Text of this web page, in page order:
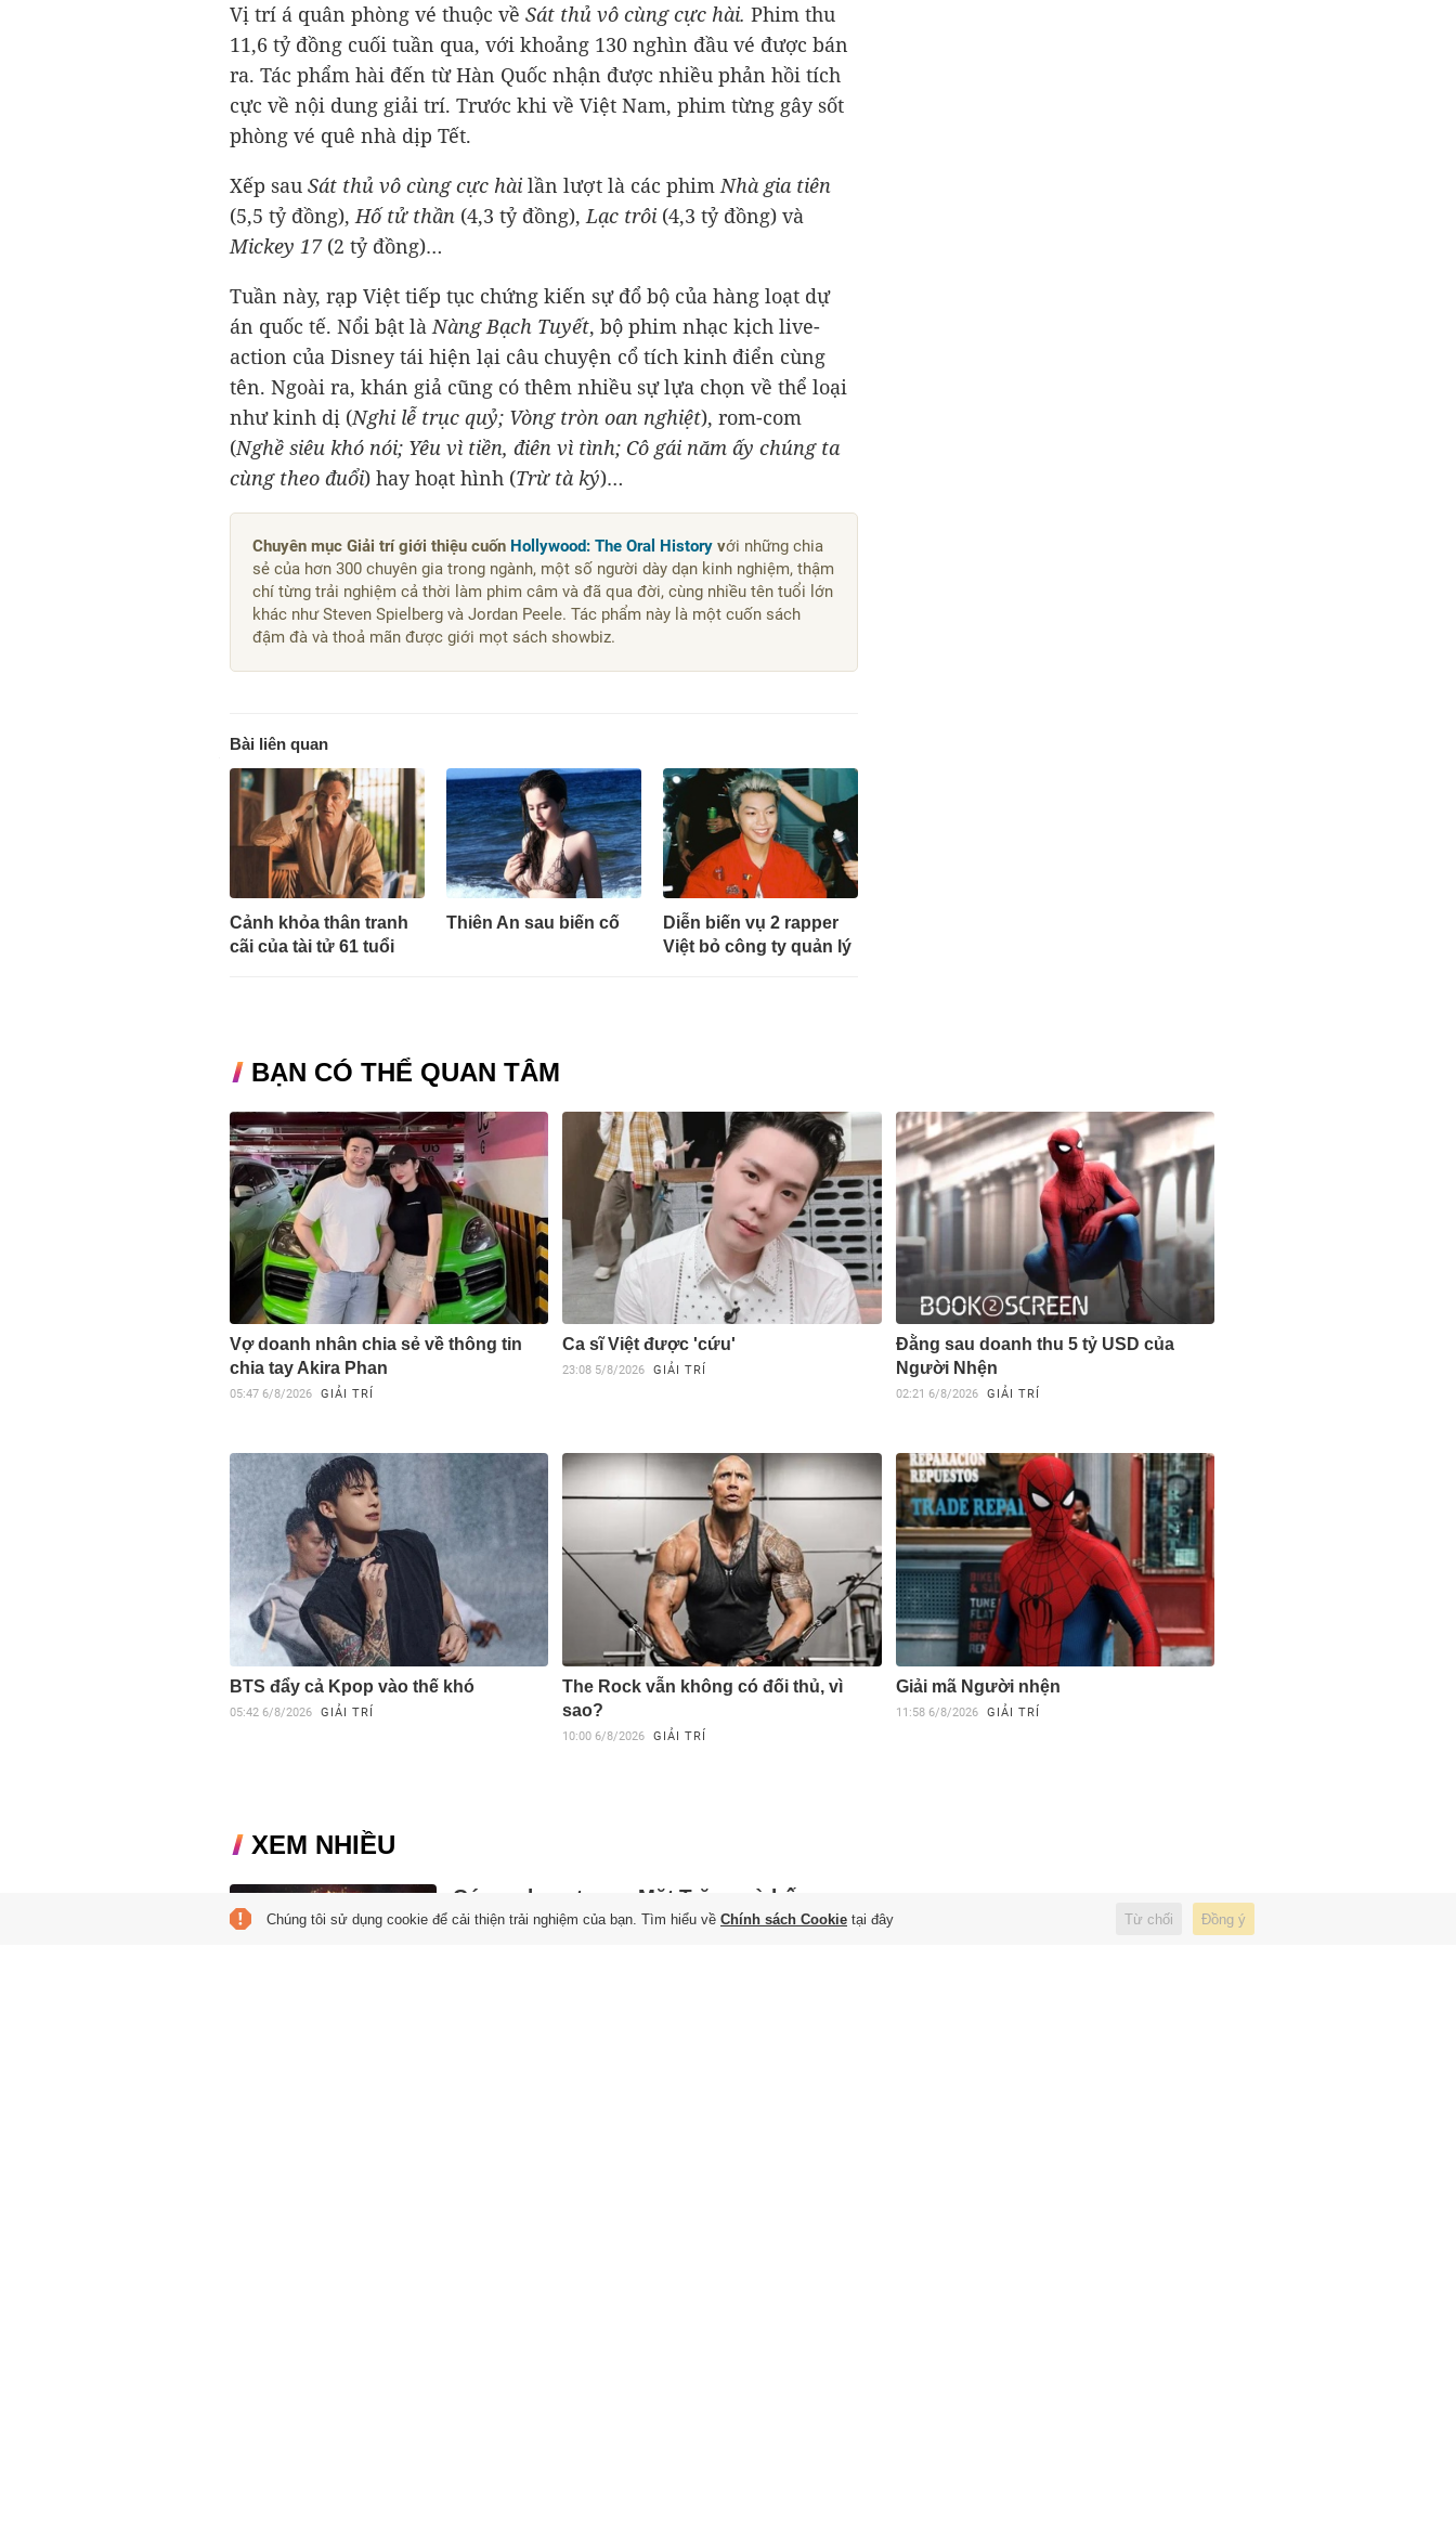
Vị trí á quân phòng vé thuộc về Sát thủ vô cùng cực hài. Phim thu
11,6 tỷ đồng cuối tuần qua, với khoảng 130 nghìn đầu vé được bán
ra. Tác phẩm hài đến từ Hàn Quốc nhận được nhiều phản hồi tích
cực về nội dung giải trí. Trước khi về Việt Nam, phim từng gây sốt
phòng vé quê nhà dịp Tết.
Xếp sau Sát thủ vô cùng cực hài lần lượt là các phimNhà gia tiên
(5,5 tỷ đồng),Hố tử thần (4,3 tỷ đồng),Lạc trôi (4,3 tỷ đồng) và
Mickey 17(2 tỷ đồng)…
Tuần này, rạp Việt tiếp tục chứng kiến sự đổ bộ của hàng loạt dự
án quốc tế. Nổi bật làNàng Bạch Tuyết, bộ phim nhạc kịch live-
action của Disney tái hiện lại câu chuyện cổ tích kinh điển cùng
tên. Ngoài ra, khán giả cũng có thêm nhiều sự lựa chọn về thể loại
như kinh dị (Nghi lễ trục quỷ; Vòng tròn oan nghiệt), rom-com
(Nghề siêu khó nói; Yêu vì tiền, điên vì tình; Cô gái năm ấy chúng ta
cùng theo đuổi) hay hoạt hình (Trừ tà ký)…
Chuyên mục Giải trí giới thiệu cuốn Hollywood: The Oral History với những chia
sẻ của hơn 300 chuyên gia trong ngành, một số người dày dạn kinh nghiệm, thậm
chí từng trải nghiệm cả thời làm phim câm và đã qua đời, cùng nhiều tên tuổi lớn
khác như Steven Spielberg và Jordan Peele. Tác phẩm này là một cuốn sách
đậm đà và thoả mãn được giới mọt sách showbiz.
Bài liên quan
Cảnh khỏa thân tranh
cãi của tài tử 61 tuổi
Thiên An sau biến cố
Diễn biến vụ 2 rapper
Việt bỏ công ty quản lý
BẠN CÓ THỂ QUAN TÂM
Vợ doanh nhân chia sẻ về thông tin
chia tay Akira Phan
05:47 6/8/2026 GIẢI TRÍ
Ca sĩ Việt được 'cứu'
23:08 5/8/2026 GIẢI TRÍ
Đằng sau doanh thu 5 tỷ USD của
Người Nhện
02:21 6/8/2026 GIẢI TRÍ
BTS đẩy cả Kpop vào thế khó
05:42 6/8/2026 GIẢI TRÍ
The Rock vẫn không có đối thủ, vì
sao?
10:00 6/8/2026 GIẢI TRÍ
Giải mã Người nhện
11:58 6/8/2026 GIẢI TRÍ
XEM NHIỀU
Cú va chạm tạo ra Mặt Trăng và bốn
mùa trên Trái Đất
Chúng tôi sử dụng cookie để cải thiện trải nghiệm của bạn. Tìm hiểu về Chính sách Cookie tại đây Từ chối Đồng ý